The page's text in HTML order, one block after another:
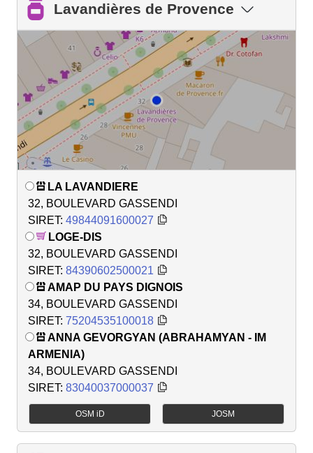
Lavandières de Provence
LA LAVANDIERE
32, BOULEVARD GASSENDI
SIRET: 49844091600027
LOGE-DIS
32, BOULEVARD GASSENDI
SIRET: 84390602500021
AMAP DU PAYS DIGNOIS
34, BOULEVARD GASSENDI
SIRET: 75204535100018
ANNA GEVORGYAN (ABRAHAMYAN - IM
ARMENIA)
34, BOULEVARD GASSENDI
SIRET: 83040037000037
OSM iD JOSM